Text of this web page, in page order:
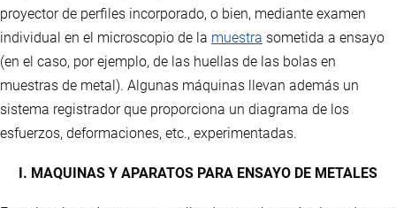
proyector de perfiles incorporado, o bien, mediante examen
individual en el microscopio de la muestra sometida a ensayo
(en el caso, por ejemplo, de las huellas de las bolas en
muestras de metal). Algunas máquinas llevan además un
sistema registrador que proporciona un diagrama de los
esfuerzos, deformaciones, etc., experimentadas.
I. MAQUINAS Y APARATOS PARA ENSAYO DE METALES